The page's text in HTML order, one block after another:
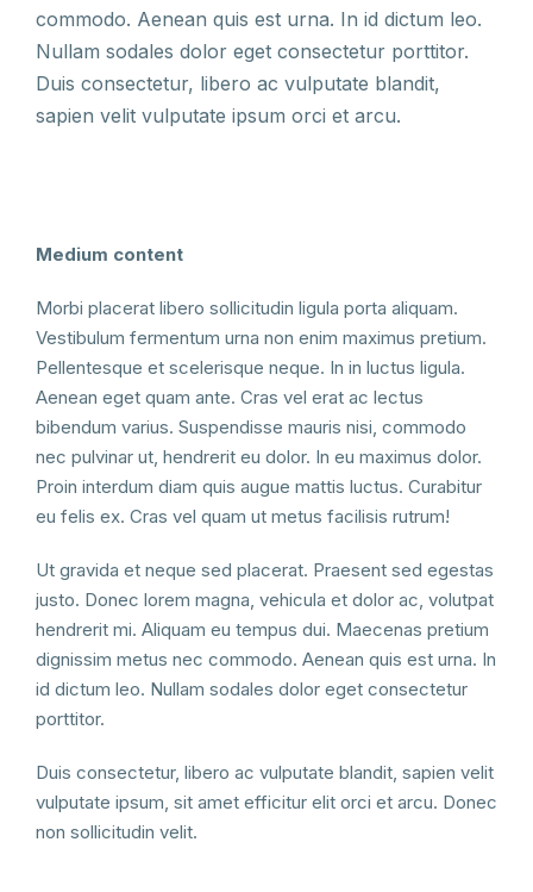
commodo. Aenean quis est urna. In id dictum leo.
Nullam sodales dolor eget consectetur porttitor.
Duis consectetur, libero ac vulputate blandit,
sapien velit vulputate ipsum orci et arcu.
Medium content
Morbi placerat libero sollicitudin ligula porta aliquam.
Vestibulum fermentum urna non enim maximus pretium.
Pellentesque et scelerisque neque. In in luctus ligula.
Aenean eget quam ante. Cras vel erat ac lectus
bibendum varius. Suspendisse mauris nisi, commodo
nec pulvinar ut, hendrerit eu dolor. In eu maximus dolor.
Proin interdum diam quis augue mattis luctus. Curabitur
eu felis ex. Cras vel quam ut metus facilisis rutrum!
Ut gravida et neque sed placerat. Praesent sed egestas
justo. Donec lorem magna, vehicula et dolor ac, volutpat
hendrerit mi. Aliquam eu tempus dui. Maecenas pretium
dignissim metus nec commodo. Aenean quis est urna. In
id dictum leo. Nullam sodales dolor eget consectetur
porttitor.
Duis consectetur, libero ac vulputate blandit, sapien velit
vulputate ipsum, sit amet efficitur elit orci et arcu. Donec
non sollicitudin velit.